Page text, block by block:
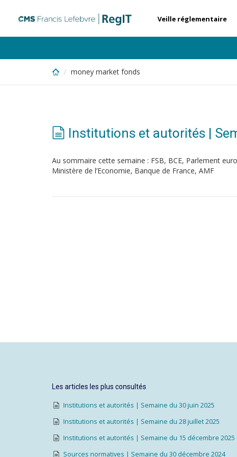
content
Veille réglementaire
money market fonds
Institutions et autorités |
Au sommaire cette semaine : FSB, BCE, Parlement
Ministère de l’Economie, Banque de France, AMF
Les articles les plus consultés
Institutions et autorités | Semaine du 30 juin 2025
Institutions et autorités | Semaine du 28 juillet 2025
Institutions et autorités | Semaine du 15 décembre 2025
Sources normatives | Semaine du 30 décembre 2024